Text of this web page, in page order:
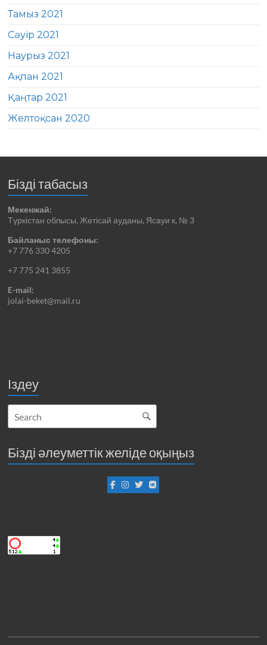
Тамыз 2021
Сәуір 2021
Наурыз 2021
Ақпан 2021
Қаңтар 2021
Желтоқсан 2020
Бізді табасыз
Мекенжай:
Түркістан облысы, Жетісай ауданы, Ясауи к, № 3
Байланыс телефоны:
+7 776 330 4205
+7 775 241 3855
E-mail:
jolai-beket@mail.ru
Іздеу
Бізді әлеуметтік желіде оқыңыз